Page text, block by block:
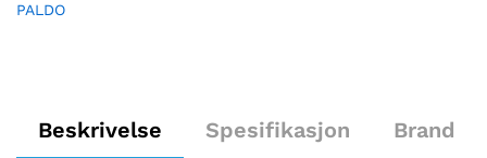
PALDO
Beskrivelse Spesifikasjon Brand